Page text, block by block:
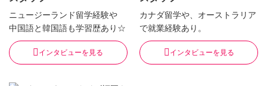
ニュージーランド留学経験や
中国語と韓国語も学習歴あり☆
インタビューを見る
カナダ留学や、オーストラリア
で就業経験あり。
インタビューを見る